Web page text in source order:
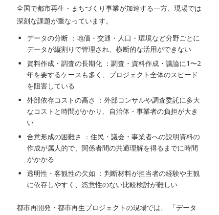
全国で都市再生・まちづくり事業が加速する一方、現場では
深刻な課題が重なっています。
データの分断 ：地価・交通・人口・環境など分野ごとに
データが縦割りで管理され、横断的な活用ができない
資料作成・調査の長期化 ：調査・資料作成・議論に1〜2
年を要するケースも多く、プロジェクト全体のスピード
を阻害している
外部依存コストの高さ ：外部コンサルや調査委託に多大
なコストと時間がかかり、自治体・事業者の負担が大き
い
合意形成の困難さ ：住民・議会・事業者への説明資料の
作成が属人的で、関係者間の共通理解を得るまでに時間
がかかる
透明性・客観性の欠如 ：判断材料が担当者の経験や主観
に依存しやすく、恣意性のない比較検討が難しい
都市再開発・都市再生プロジェクトの現場では、 「データ